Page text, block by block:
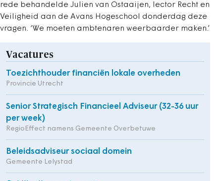
rede behandelde Julien van Ostaaijen, lector Recht en
Veiligheid aan de Avans Hogeschool donderdag deze
vragen. ‘We moeten ambtenaren weerbaarder maken.’
Vacatures
Toezichthouder financiën lokale overheden
Provincie Utrecht
Senior Strategisch Financieel Adviseur (32-36 uur
per week)
RegioEffect namens Gemeente Overbetuwe
Beleidsadviseur sociaal domein
Gemeente Lelystad